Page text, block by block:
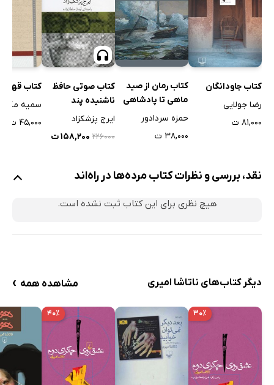
کتاب جاودانگان
رضا جولایی
۸۱,۰۰۰ ت
کتاب رمان از صید
ماهى تا پادشاهى
حمزه سردادور
۳۸,۰۰۰ ت
کتاب صوتی حافظ
ناشنیده پند
ایرج پزشکزاد
۲۲۶۰۰۰ ۱۵۸,۲۰۰ ت
کتاب
سمیه
۴۵,۰۰۰ ت
نقد، بررسی و نظرات کتاب مرده‌ها در راه‌اند
هیچ نظری برای این کتاب ثبت نشده است.
دیگر کتاب‌های ناتاشا امیری مشاهده همه ›
۳۰٪ ۴۰٪